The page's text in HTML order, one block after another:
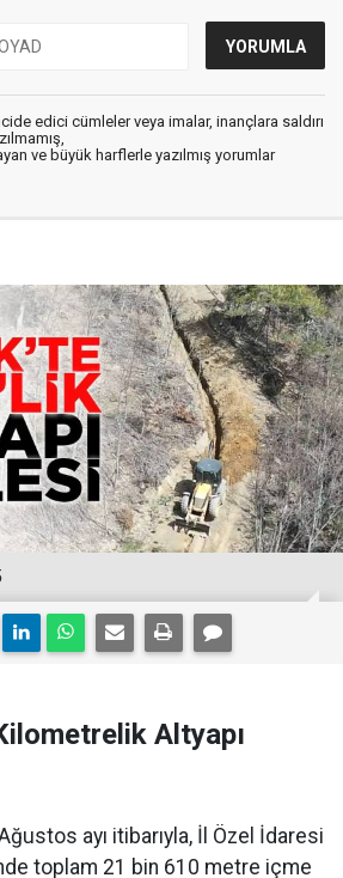
edici cümleler veya imalar, inançlara saldırı
ve büyük harflerle yazılmış yorumlar
Altyapı
ayı itibarıyla, İl Özel İdaresi
toplam 21 bin 610 metre içme